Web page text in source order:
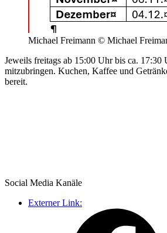
Michael Freimann © Michael
Jeweils freitags ab 15:00 Uhr bis ca.
mitzubringen. Kuchen, Kaffee und
bereit.
Social Media Kanäle
Externer Link: